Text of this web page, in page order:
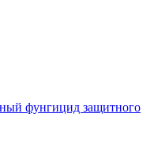
фунгицид защитного